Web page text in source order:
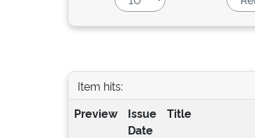
Item hits:
Preview
Issue
Date
Title